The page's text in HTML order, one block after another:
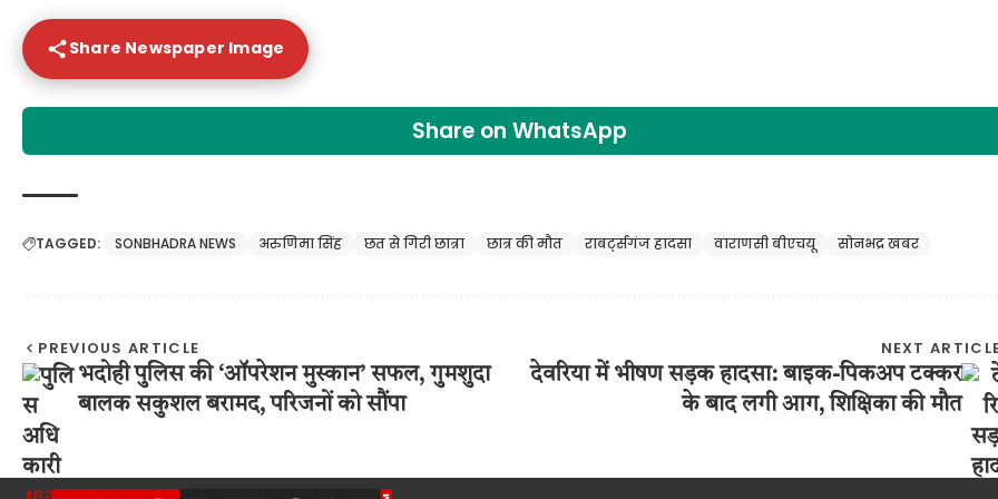
Share Newspaper Image
Share on WhatsApp
TAGGED: SONBHADRA NEWS अरुणिमा सिंह छत से गिरी छात्रा छात्र की मौत राबर्ट्सगंज हादसा वाराणसी बीएचयू सोनभद्र खबर
PREVIOUS ARTICLE
भदोही पुलिस की ‘ऑपरेशन मुस्कान’ सफल, गुमशुदा
बालक सकुशल बरामद, परिजनों को सौंपा
NEXT
देवरिया में भीषण सड़क हादसा: बाइक-पिकअप टक्कर
के बाद लगी आग, शिक्षिका की मौत